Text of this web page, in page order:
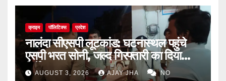
क्राइम पॉलिटिक्स प्रदेश
नालंदा सीएसपी लूटकांड: घटनास्थल पहुंचे
एसपी भरत सोनी, जल्द गिरफ्तारी का दिया
निर्देश
AUGUST 3, 2026 AJAY JHA NO